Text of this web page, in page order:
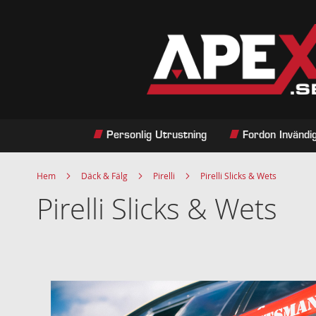
Personlig Utrustning Fordon
Hem Däck & Fälg Pirelli Pirelli Slicks & Wets
Pirelli Slicks & Wets